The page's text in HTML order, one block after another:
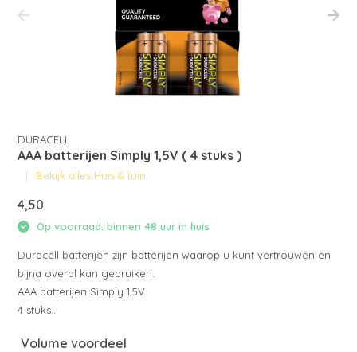
DURACELL
AAA batterijen Simply 1,5V ( 4 stuks )
Bekijk alles Huis & tuin
4,50
Op voorraad: binnen 48 uur in huis
Duracell batterijen zijn batterijen waarop u kunt vertrouwen en
bijna overal kan gebruiken.
AAA batterijen Simply 1,5V
4 stuks...
Volume voordeel